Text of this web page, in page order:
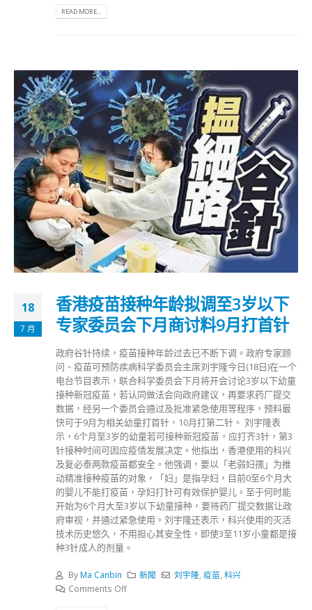
READ MORE...
18
7 月
香港疫苗接种年龄拟调至3岁以下
专家委员会下月商讨料9月打首针
政府谷针持续，疫苗接种年龄过去已不断下调。政府专家顾
问、疫苗可预防疾病科学委员会主席刘宇隆今日(18日)在一个
电台节目表示，联合科学委员会下月将开会讨论3岁以下幼童
接种新冠疫苗，若认同做法会向政府建议，再要求药厂提交
数据，经另一个委员会通过及批准紧急使用等程序，预料最
快可于9月为相关幼童打首针，10月打第二针。 刘宇隆表
示，6个月至3岁的幼童若可接种新冠疫苗，应打齐3针，第3
针接种时间可因应疫情发展决定。他指出，香港使用的科兴
及复必泰两款疫苗都安全。他强调，要以「老弱妇孺」为推
动精准接种疫苗的对象，「妇」是指孕妇，目前0至6个月大
的婴儿不能打疫苗，孕妇打针可有效保护婴儿。至于何时能
开始为6个月大至3岁以下幼童接种，要待药厂提交数据让政
府审视，并通过紧急使用。刘宇隆还表示，科兴使用的灭活
技术历史悠久，不用担心其安全性，即使3至11岁小童都是接
种3针成人的剂量。
By Ma Canbin 新聞 刘宇隆 ,疫苗 ,科兴
Comments Off